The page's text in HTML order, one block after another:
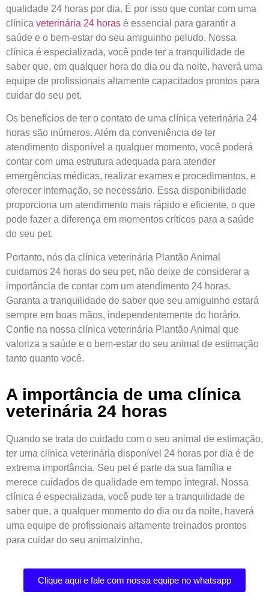
qualidade 24 horas por dia. É por isso que contar com uma
clínica veterinária 24 horas é essencial para garantir a
saúde e o bem-estar do seu amiguinho peludo. Nossa
clínica é especializada, você pode ter a tranquilidade de
saber que, em qualquer hora do dia ou da noite, haverá uma
equipe de profissionais altamente capacitados prontos para
cuidar do seu pet.
Os benefícios de ter o contato de uma clínica veterinária 24
horas são inúmeros. Além da conveniência de ter
atendimento disponível a qualquer momento, você poderá
contar com uma estrutura adequada para atender
emergências médicas, realizar exames e procedimentos, e
oferecer internação, se necessário. Essa disponibilidade
proporciona um atendimento mais rápido e eficiente, o que
pode fazer a diferença em momentos críticos para a saúde
do seu pet.
Portanto, nós da clínica veterinária Plantão Animal
cuidamos 24 horas do seu pet, não deixe de considerar a
importância de contar com um atendimento 24 horas.
Garanta a tranquilidade de saber que seu amiguinho estará
sempre em boas mãos, independentemente do horário.
Confie na nossa clínica veterinária Plantão Animal que
valoriza a saúde e o bem-estar do seu animal de estimação
tanto quanto você.
A importância de uma clínica
veterinária 24 horas
Quando se trata do cuidado com o seu animal de estimação,
ter uma clínica veterinária disponível 24 horas por dia é de
extrema importância. Seu pet é parte da sua família e
merece cuidados de qualidade em tempo integral. Nossa
clínica é especializada, você pode ter a tranquilidade de
saber que, a qualquer momento do dia ou da noite, haverá
uma equipe de profissionais altamente treinados prontos
para cuidar do seu animalzinho.
Clique aqui e fale com nossa equipe no whatsapp